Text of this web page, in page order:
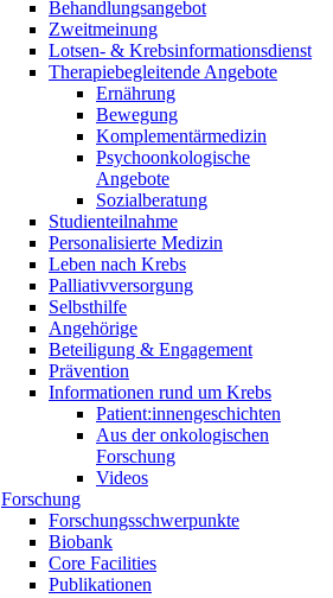
Behandlungsangebot
Zweitmeinung
Lotsen- & Krebsinformationsdienst
Therapiebegleitende Angebote
Ernährung
Bewegung
Komplementärmedizin
Psychoonkologische
Angebote
Sozialberatung
Studienteilnahme
Personalisierte Medizin
Leben nach Krebs
Palliativversorgung
Selbsthilfe
Angehörige
Beteiligung & Engagement
Prävention
Informationen rund um Krebs
Patient:innengeschichten
Aus der onkologischen
Forschung
Videos
Forschung
Forschungsschwerpunkte
Biobank
Core Facilities
Publikationen